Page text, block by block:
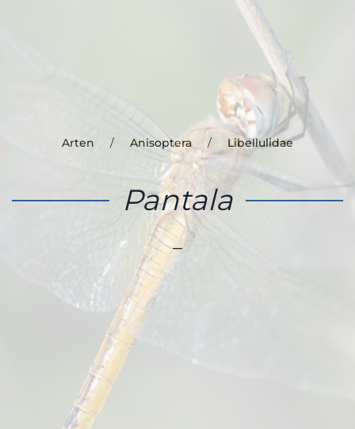
Arten Anisoptera Libellulidae
Pantala
–